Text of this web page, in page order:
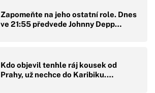
Zapomeňte na jeho ostatní role. Dnes
ve 21:55 předvede Johnny Depp…
Kdo objevil tenhle ráj kousek od
Prahy, už nechce do Karibiku.…